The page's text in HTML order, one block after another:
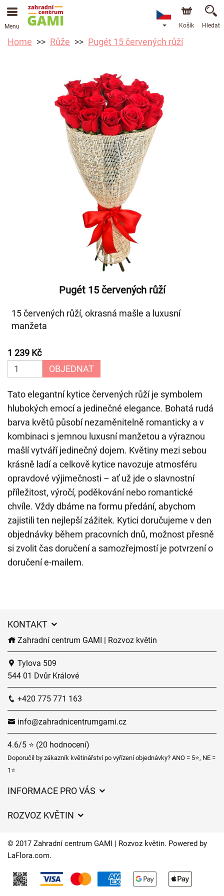
Menu Košík Hledat
Home Růže Pugét 15 červených růží
Pugét 15 červených růží
15 červených růží, okrasná mašle a luxusní
manžeta
1 239 Kč
OBJEDNAT
Tato elegantní kytice červených růží je symbolem
hlubokých emocí a jedinečné elegance. Bohatá rudá
barva květů působí nezaměnitelně romanticky a v
kombinaci s jemnou luxusní manžetou a výraznou
mašlí vytváří jedinečný dojem. Květiny mezi sebou
krásně ladí a celkově kytice navozuje atmosféru
opravdové výjimečnosti – ať už jde o slavnostní
příležitost, výročí, poděkování nebo romantické
chvíle. Vždy dbáme na formu předání, abychom
zajistili ten nejlepší zážitek. Kytici doručujeme v den
objednávky během pracovních dnů, možnost přesně
si zvolit čas doručení a samozřejmostí je potvrzení o
doručení e-mailem.
KONTAKT
Zahradní centrum GAMI | Rozvoz květin
Tylova 509
544 01 Dvůr Králové
+420 775 771 163
info@zahradnicentrumgami.cz
4.6/5 ⭐ (20 hodnocení)
Doporučil by zákazník květinářství po vyřízení objednávky? ANO = 5⭐, NE =
1⭐
INFORMACE PRO VÁS
Často kladené dotazy
O nás
Časy doručení květin – přehled možností
ROZVOZ KVĚTIN
Kam doručujeme květiny
Kontakt
© 2017 Zahradní centrum GAMI | Rozvoz květin. Powered by
LaFlora.com.